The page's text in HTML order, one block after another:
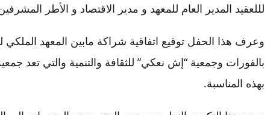
لللعقيد المدير العام للمعهد و مدير الاقتصاد و الأطر
وعرف هذا الحفل توقيع اتفاقية شراكة مابين المعهد
بالفورات وجمعية “إش نعكي” للثقافة والتنمية والتي تعد
بهذه المناسبة.